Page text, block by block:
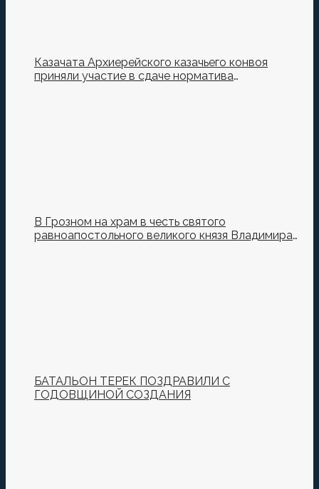
Казачата Архиерейского казачьего конвоя
приняли участие в сдаче норматива
В Грозном на храм в честь святого
равноапостольного великого князя Владимира
БАТАЛЬОН ТЕРЕК ПОЗДРАВИЛИ С
ГОДОВЩИНОЙ СОЗДАНИЯ